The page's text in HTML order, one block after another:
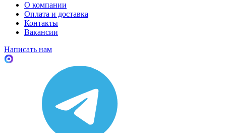
О компании
Оплата и доставка
Контакты
Вакансии
Написать нам